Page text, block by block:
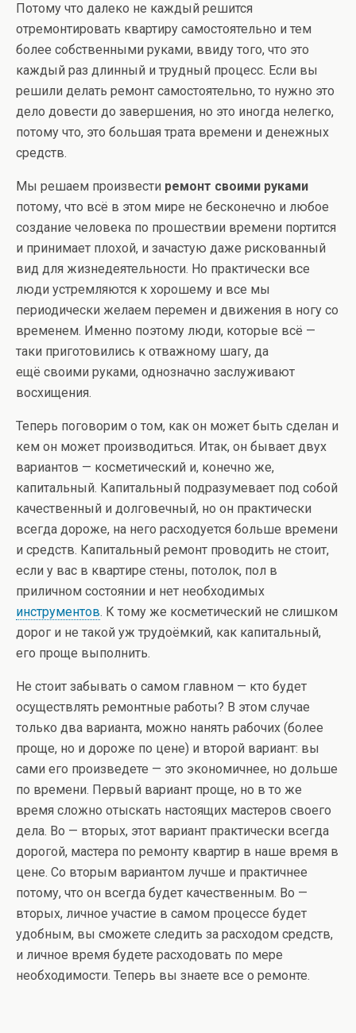
Потому что далеко не каждый решится
отремонтировать квартиру самостоятельно и тем
более собственными руками, ввиду того, что это
каждый раз длинный и трудный процесс. Если вы
решили делать ремонт самостоятельно, то нужно это
дело довести до завершения, но это иногда нелегко,
потому что, это большая трата времени и денежных
средств.
Мы решаем произвести ремонт своими руками
потому, что всё в этом мире не бесконечно и любое
создание человека по прошествии времени портится
и принимает плохой, и зачастую даже рискованный
вид для жизнедеятельности. Но практически все
люди устремляются к хорошему и все мы
периодически желаем перемен и движения в ногу со
временем. Именно поэтому люди, которые всё —
таки приготовились к отважному шагу, да
ещё своими руками, однозначно заслуживают
восхищения.
Теперь поговорим о том, как он может быть сделан и
кем он может производиться. Итак, он бывает двух
вариантов — косметический и, конечно же,
капитальный. Капитальный подразумевает под собой
качественный и долговечный, но он практически
всегда дороже, на него расходуется больше времени
и средств. Капитальный ремонт проводить не стоит,
если у вас в квартире стены, потолок, пол в
приличном состоянии и нет необходимых
инструментов. К тому же косметический не слишком
дорог и не такой уж трудоёмкий, как капитальный,
его проще выполнить.
Не стоит забывать о самом главном — кто будет
осуществлять ремонтные работы? В этом случае
только два варианта, можно нанять рабочих (более
проще, но и дороже по цене) и второй вариант: вы
сами его произведете — это экономичнее, но дольше
по времени. Первый вариант проще, но в то же
время сложно отыскать настоящих мастеров своего
дела. Во — вторых, этот вариант практически всегда
дорогой, мастера по ремонту квартир в наше время в
цене. Со вторым вариантом лучше и практичнее
потому, что он всегда будет качественным. Во —
вторых, личное участие в самом процессе будет
удобным, вы сможете следить за расходом средств,
и личное время будете расходовать по мере
необходимости. Теперь вы знаете все о ремонте.